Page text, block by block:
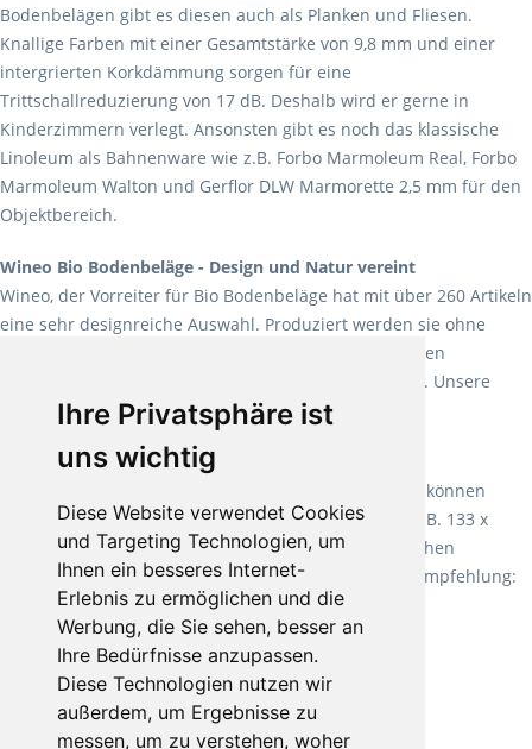
Ihre Privatsphäre ist
uns wichtig
Diese Website verwendet Cookies
und Targeting Technologien, um
Ihnen ein besseres Internet-
Erlebnis zu ermöglichen und die
Werbung, die Sie sehen, besser an
Ihre Bedürfnisse anzupassen.
Diese Technologien nutzen wir
außerdem, um Ergebnisse zu
messen, um zu verstehen, woher
Bodenbelägen gibt es diesen auch als Planken und Fliesen.
Knallige Farben mit einer Gesamtstärke von 9,8 mm und einer
intergrierten Korkdämmung sorgen für eine
Trittschallreduzierung von 17 dB. Deshalb wird er gerne in
Kinderzimmern verlegt. Ansonsten gibt es noch das klassische
Linoleum als Bahnenware wie z.B. Forbo Marmoleum Real, Forbo
Marmoleum Walton und Gerflor DLW Marmorette 2,5 mm für den
Objektbereich.
Wineo Bio Bodenbeläge - Design und Natur vereint
Wineo, der Vorreiter für Bio Bodenbeläge hat mit über 260 Artikeln
eine sehr designreiche Auswahl. Produziert werden sie ohne
Weichmacher und Lösungsmittel. Mit allen verfügbaren
Verlegearten ist er für jegliche Bauvorhaben attraktiv. Unsere
Empfehlung:Wineo 1000 Multi Layer XXL.
Teppiche für ein angenehmes Laufgefühl
machen es schon lange vor. Sie können
Teppich in Ihrem gewünschten Sondermaß kaufen, z.B. 133 x
60cm. Vor allem in Schlafzimmern aufgrund der weichen
Oberfläche ein sehr beliebter Zusatzboden. Unsere Empfehlung:
Fletco Fluffy und Fletco Hermelin